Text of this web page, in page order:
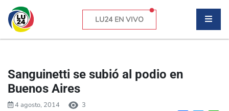
LU24 EN VIVO
Sanguinetti se subió al podio en
Buenos Aires
4 agosto, 2014 3